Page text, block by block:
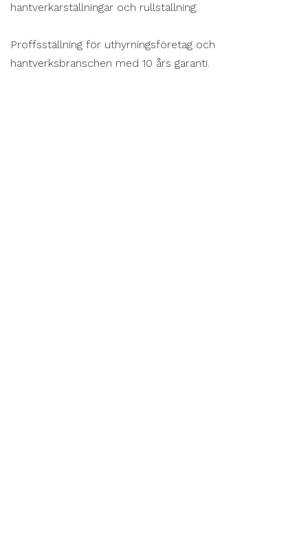
hantverkarställningar och rullställning.
Proffsställning för uthyrningsföretag och
hantverksbranschen med 10 års garanti.